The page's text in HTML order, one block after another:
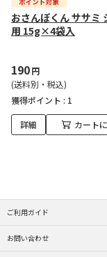
おさんぽくん ササミ
用 15g×4袋入
190円
(送料別・税込)
獲得ポイント : 1
詳細 カート
ご利用ガイド
お問い合わせ